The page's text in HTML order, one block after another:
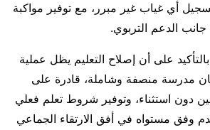
أي غياب غير مبرر، مع توفير مواكبة
الدعم التربوي.
على أن إصلاح التعليم يظل عملية
مدرسة منصفة وشاملة، قادرة على
دون استثناء، وتوفير شروط تعلم فعلي
وفق مستواه في أفق الارتقاء الجماعي